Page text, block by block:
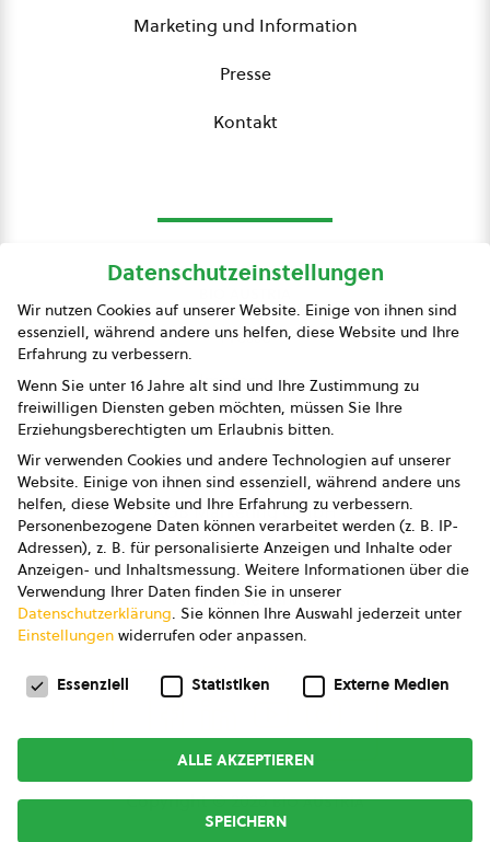
Marketing und Information
Presse
Kontakt
Presse
Impressum
Datenschutz
AGB
AGB Marketing GmbH
AGB Bildung
Newsletter
Copyright © 2026bio austria
Datenschutzeinstellungen
Wir nutzen Cookies auf unserer Website. Einige von ihnen sind
essenziell, während andere uns helfen, diese Website und Ihre
Erfahrung zu verbessern.
Wenn Sie unter 16 Jahre alt sind und Ihre Zustimmung zu
freiwilligen Diensten geben möchten, müssen Sie Ihre
Erziehungsberechtigten um Erlaubnis bitten.
Wir verwenden Cookies und andere Technologien auf unserer
Website. Einige von ihnen sind essenziell, während andere uns
helfen, diese Website und Ihre Erfahrung zu verbessern.
Personenbezogene Daten können verarbeitet werden (z. B. IP-
Adressen), z. B. für personalisierte Anzeigen und Inhalte oder
Anzeigen- und Inhaltsmessung. Weitere Informationen über die
Verwendung Ihrer Daten finden Sie in unserer
Datenschutzerklärung. Sie können Ihre Auswahl jederzeit unter
Einstellungen widerrufen oder anpassen.
Datenschutzeinstellungen
Essenziell Statistiken Externe Medien
ALLE AKZEPTIEREN
SPEICHERN